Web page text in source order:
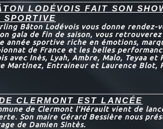
LODÉVOIS FAIT SON
SPORTIVE
Bâton Lodévois vous donne rendez-
gala de fin de saison, vous
année sportive riche en émotions,
de France et les belles
avec Inès, Lyah, Ambre, Malo, Teyaa et
Martinez, Entraineur et Laurence Blot,
CLERMONT EST LANCÉE
de Clermont l’Hérault vient de
Son maire Gérard Bessière nous
de Damien Sintès.